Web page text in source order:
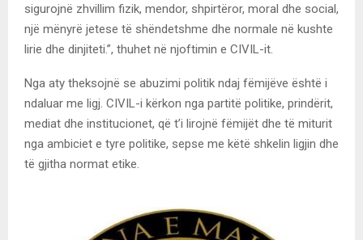
sigurojnë zhvillim fizik, mendor, shpirtëror, moral dhe social,
një mënyrë jetese të shëndetshme dhe normale në kushte
lirie dhe dinjiteti.”, thuhet në njoftimin e CIVIL-it.
Nga aty theksojnë se abuzimi politik ndaj fëmijëve është i
ndaluar me ligj. CIVIL-i kërkon nga partitë politike, prindërit,
mediat dhe institucionet, që t’i lirojnë fëmijët dhe të miturit
nga ambiciet e tyre politike, sepse me këtë shkelin ligjin dhe
të gjitha normat etike.